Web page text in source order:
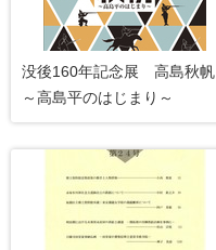
没後160年記念展 高島秋帆
～高島平のはじまり～